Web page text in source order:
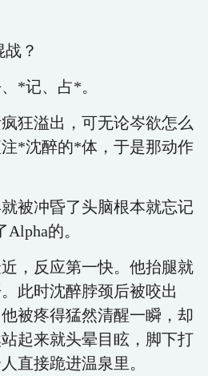
？
*记、占*。
溢出，可无论岑欲怎么
*沈醉的*体，于是那动作
冲昏了头脑根本就忘记
的。
反应第一快。他抬腿就
此时沈醉脖颈后被咬出
被疼得猛然清醒一瞬，却
起来就头晕目眩，脚下打
直接跪进温泉里。